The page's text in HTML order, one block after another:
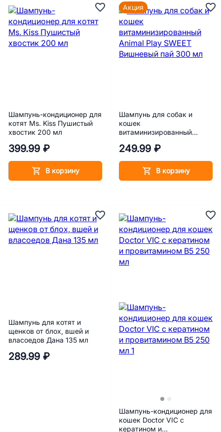
Шампунь-кондиционер для
котят Ms. Kiss Пушистый
хвостик 200 мл
399.99 ₽
В корзину
Шампунь для собак и
кошек
витаминизированный
Вишневый пай 300 мл
249.99 ₽
В корзину
Акция
Шампунь для котят и
щенков от блох, вшей и
власоедов Дана 135 мл
289.99 ₽
Шампунь-кондиционер для
кошек Doctor VIC с
кератином и